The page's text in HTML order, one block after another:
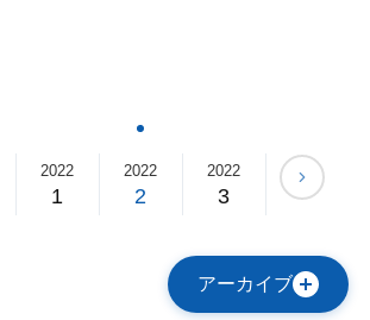
2022
1
2022
2
2022
3
2022
4
アーカイブ